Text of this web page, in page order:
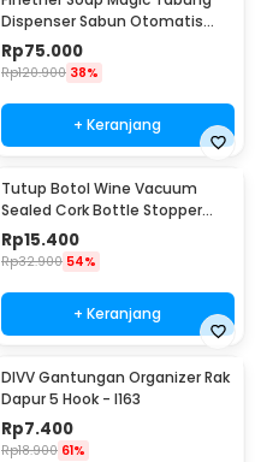
Dispenser Sabun Otomatis
400ml - AD-03
Rp75.000
Rp120.900 38%
+ Keranjang
Tutup Botol Wine Vacuum
Sealed Cork Bottle Stopper
Stainless Steel - G94529
Rp15.400
Rp32.900 54%
+ Keranjang
DIVV Gantungan Organizer Rak
Dapur 5 Hook - I163
Rp7.400
Rp18.900 61%